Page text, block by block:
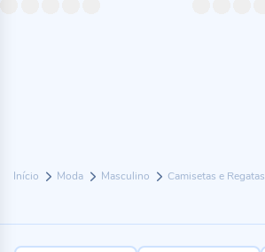
Início Moda Masculino Camisetas e Regatas